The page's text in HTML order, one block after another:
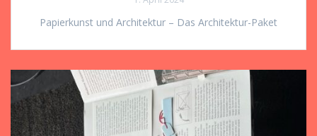
Papierkunst und Architektur – Das Architektur-Paket